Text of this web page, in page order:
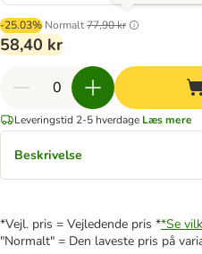
-25.03% Normalt77,90 kr
58,40 kr
Leveringstid 2-5 hverdage Læs mere
Beskrivelse
*Vejl. pris = Vejledende pris **Se
"Normalt" = Den laveste pris på